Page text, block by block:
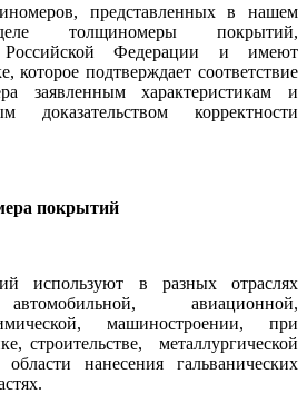
представленных в нашем
толщиномеры покрытий,
Федерации и имеют
которое подтверждает соответствие
заявленным характеристикам и
доказательством корректности
покрытий
используют в разных отраслях
авиационной,
машиностроении, при
строительстве, металлургической
нанесения гальванических